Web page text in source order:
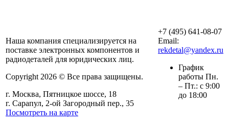
Наша компания специализируется на
поставке электронных компонентов и
радиодеталей для юридических лиц.
Copyright 2026 © Все права защищены.
г. Москва, Пятницкое шоссе, 18
г. Сарапул, 2-ой Загородный пер., 35
Посмотреть на карте
+7 (495) 641-08-07
Email:
rekdetal@yandex.ru
График
работы Пн.
– Пт.: с 9:00
до 18:00